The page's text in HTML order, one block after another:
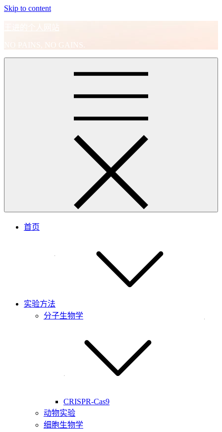
Skip to content
王进的个人网站
NO PAINS, NO GAINS.
首页
实验方法
分子生物学
CRISPR-Cas9
动物实验
细胞生物学